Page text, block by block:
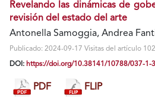
Revelando las dinámicas de
revisión del estado del arte
Antonella Samoggia, Andrea
Publicado: 2024-09-17 Visitas del artículo
DOI: https://doi.org/10.38141/10788/037-1-3
PDF FLIP